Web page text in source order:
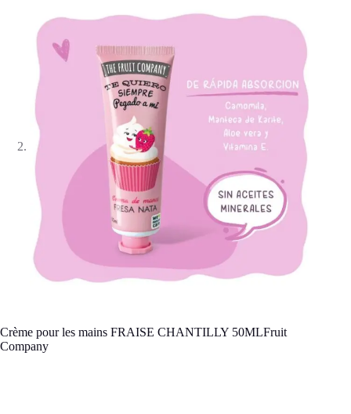
Crème pour les mains FRAISE CHANTILLY 50MLFruit
Company